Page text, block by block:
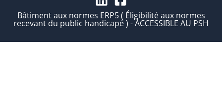
Bâtiment aux normes ERP5 ( Éligibilité aux normes
recevant du public handicapé ) - ACCESSIBLE AU PSH